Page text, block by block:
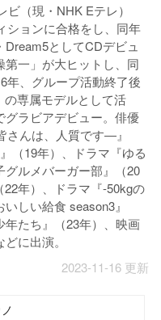
（現・NHK Eテレ）
ションに合格をし、同年
としてCDデビュ
一」が大ヒットし、同
年、グループ活動終了後
専属モデルとして活
ラビアデビュー。俳優
んは、人質です―』
（19年）、ドラマ『ゆる
ルメバーガー部』（20
年）、ドラマ『-50kgの
しい給食 season3』
年たち』（23年）、映画
に出演。
2023-11-16 更新